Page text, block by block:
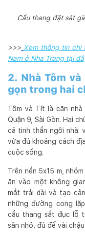
Cầu thang đặt sát
>>> Xem thông tin chi
Nam ở Nha Trang tại
2. Nhà Tôm
gọn trong hai
Tôm và Tít là căn
Quận 9, Sài Gòn. Hai
cả tinh thần ngôi nhà:
vừa đủ khoảng cách
cuộc sống.
Trên nền 5x15 m,
ăn vào một không
mắt trải dài và tạo
những đường cong
cầu thang sắt đục lỗ
sân nhỏ, đủ để vài